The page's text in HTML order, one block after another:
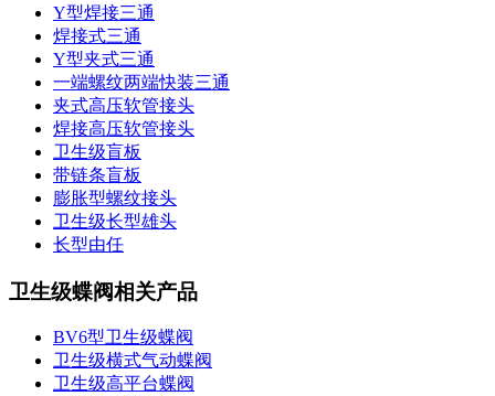
Y型焊接三通
焊接式三通
Y型夹式三通
一端螺纹两端快装三通
夹式高压软管接头
焊接高压软管接头
卫生级盲板
带链条盲板
膨胀型螺纹接头
卫生级长型雄头
长型由任
卫生级蝶阀相关产品
BV6型卫生级蝶阀
卫生级横式气动蝶阀
卫生级高平台蝶阀